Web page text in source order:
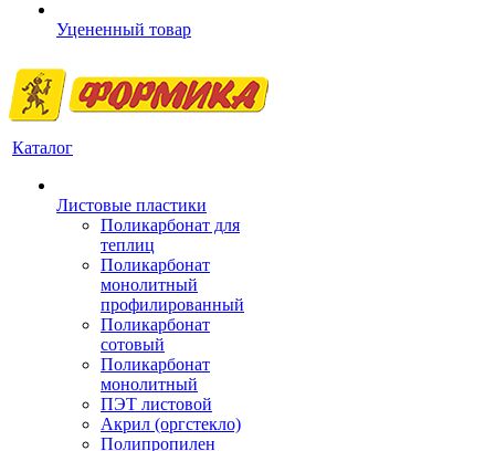
Уцененный товар
Каталог
Листовые пластики
Поликарбонат для
теплиц
Поликарбонат
монолитный
профилированный
Поликарбонат
сотовый
Поликарбонат
монолитный
ПЭТ листовой
Акрил (оргстекло)
Полипропилен